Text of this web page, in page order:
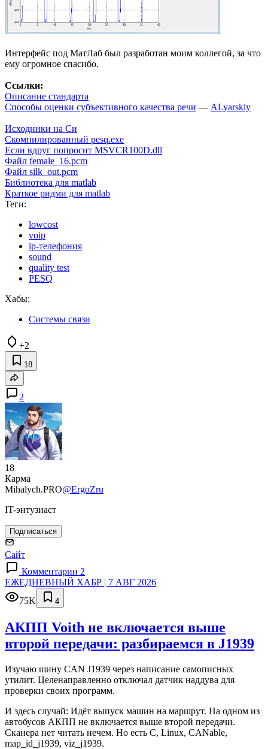
Интерфейс под МатЛаб был разработан моим коллегой, за что
ему огромное спасибо.
Ссылки:
Описание стандарта
Способы оценки субъективного качества речи — ALyarskiy
Исходники на Си
Скомпилированный pesq.exe
Если вдруг попросит MSVCR100D.dll
Файл female_16.pcm
Файл silk_out.pcm
Библиотека для matlab
Краткое ридми для matlab
Теги:
lowcost
voip
ip-телефония
sound
quality test
PESQ
Хабы:
Системы связи
+2
18
2
18
Карма
Mihalych.PRO@ErgoZru
IT-энтузиаст
Подписаться
Сайт
Комментарии 2
ЕЖЕДНЕВНЫЙ ХАБР | 7 АВГ 2026
75K
4
АКПП Voith не включается выше
второй передачи: разбираемся в J1939
Изучаю шину CAN J1939 через написание самописных
утилит. Целенаправленно отключал датчик наддува для
проверки своих программ.
И здесь случай: Идёт выпуск машин на маршрут. На одном из
автобусов АКПП не включается выше второй передачи.
Сканера нет читать нечем. Но есть C, Linux, CANable,
map_id_j1939, viz_j1939.